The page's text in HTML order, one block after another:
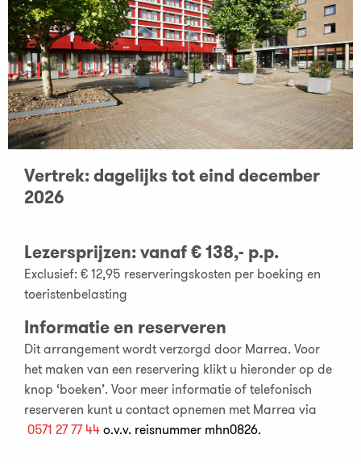
Vertrek: dagelijks tot eind december
2026
Lezersprijzen:vanaf € 138,- p.p.
Exclusief: € 12,95 reserveringskosten per boeking en
toeristenbelasting
Informatie en reserveren
Dit arrangement wordt verzorgd door Marrea. Voor
het maken van een reservering klikt u hieronder op de
knop ‘boeken’. Voor meer informatie of telefonisch
reserveren kunt u contact opnemen met Marrea via
0571 27 77 44o.v.v. reisnummer mhn0826.